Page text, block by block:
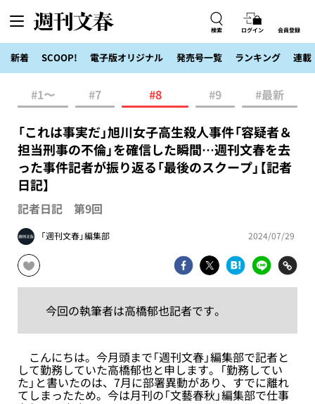
検索 ログイン 会員登録
新着 SCOOP! 電子版オリジナル 発売号一覧 ランキング 連載
#1〜 #7 #8 #9 #最新
「これは事実だ」旭川女子高生殺人事件「容疑者＆
担当刑事の不倫」を確信した瞬間…週刊文春を去
った事件記者が振り返る「最後のスクープ」【記者
日記】
記者日記 第9回
「週刊文春」編集部 2024/07/29
今回の執筆者は高橋郁也記者です。
こんにちは。今月頭まで「週刊文春」編集部で記者と
して勤務していた高橋郁也と申します。「勤務してい
た」と書いたのは、7月に部署異動があり、すでに離れ
てしまったため。今は月刊の「文藝春秋」編集部で仕事